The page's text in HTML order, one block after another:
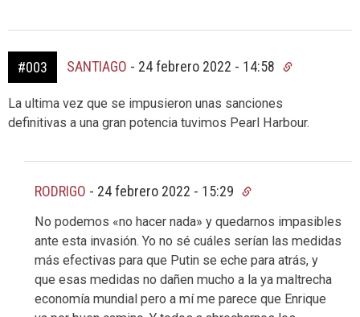
#003 SANTIAGO - 24 febrero 2022 - 14:58
La ultima vez que se impusieron unas sanciones
definitivas a una gran potencia tuvimos Pearl Harbour.
RODRIGO - 24 febrero 2022 - 15:29
No podemos «no hacer nada» y quedarnos impasibles
ante esta invasión. Yo no sé cuáles serían las medidas
más efectivas para que Putin se eche para atrás, y
que esas medidas no dañen mucho a la ya maltrecha
economía mundial pero a mí me parece que Enrique